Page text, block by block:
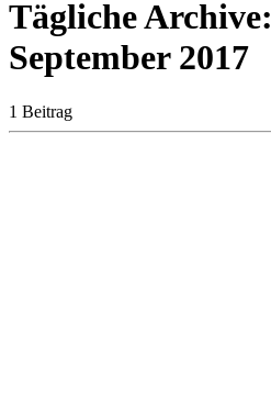
Tägliche Archive:
September 2017
1 Beitrag